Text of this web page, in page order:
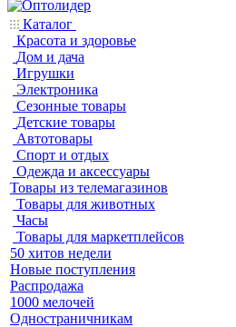
Каталог
Красота и здоровье
Дом и дача
Игрушки
Электроника
Сезонные товары
Детские товары
Автотовары
Спорт и отдых
Одежда и аксессуары
Товары из телемагазинов
Товары для животных
Часы
Товары для маркетплейсов
50 хитов недели
Новые поступления
Распродажа
1000 мелочей
Одностраничникам